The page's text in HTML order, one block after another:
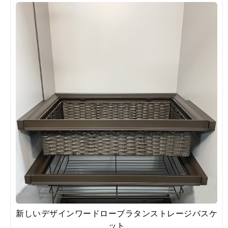
新しいデザインワードローブラタンストレージバスケ